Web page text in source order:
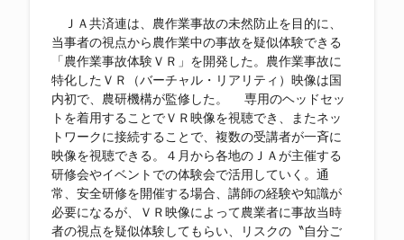
ＪＡ共済連は、農作業事故の未然防止を目的に、
当事者の視点から農作業中の事故を疑似体験できる
「農作業事故体験ＶＲ」を開発した。農作業事故に
特化したＶＲ（バーチャル・リアリティ）映像は国
内初で、農研機構が監修した。 専用のヘッドセッ
トを着用することでＶＲ映像を視聴でき、またネッ
トワークに接続することで、複数の受講者が一斉に
映像を視聴できる。４月から各地のＪＡが主催する
研修会やイベントでの体験会で活用していく。通
常、安全研修を開催する場合、講師の経験や知識が
必要になるが、ＶＲ映像によって農業者に事故当時
者の視点を疑似体験してもらい、リスクの〝自分ご